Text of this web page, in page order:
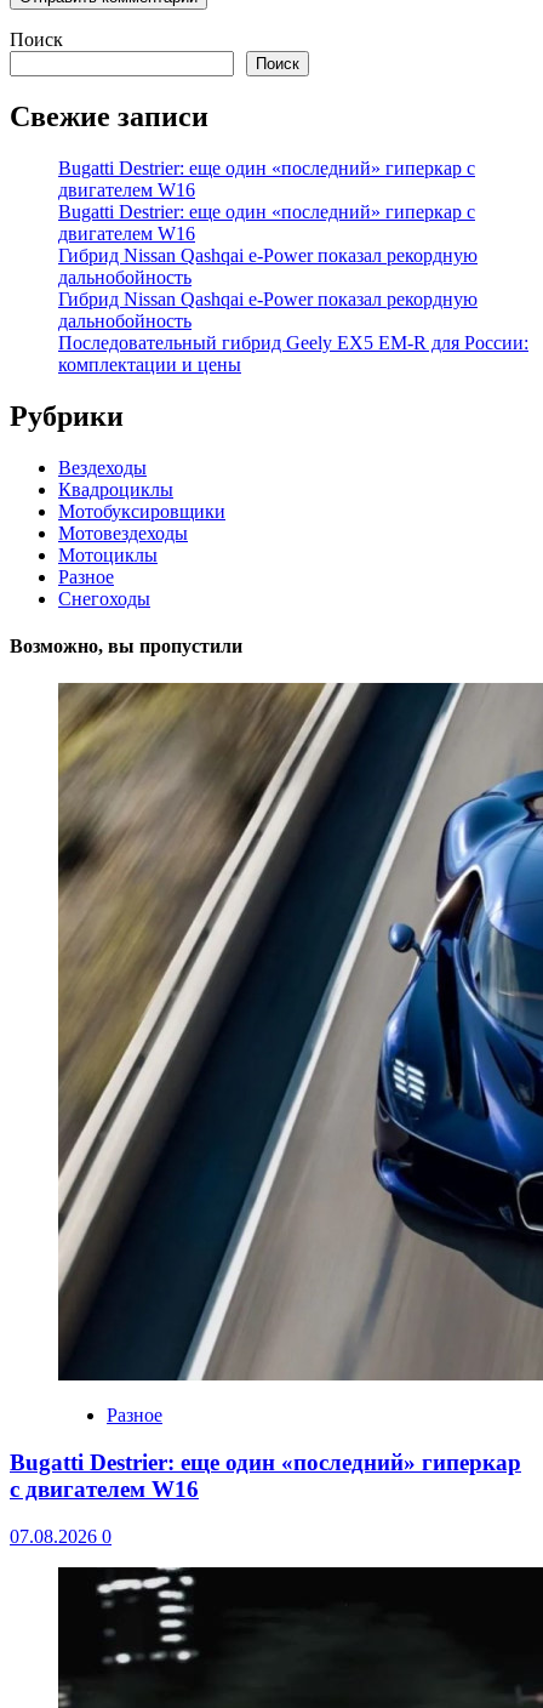
Поиск
Поиск
Свежие записи
Bugatti Destrier: еще один «последний» гиперкар с
двигателем W16
Bugatti Destrier: еще один «последний» гиперкар с
двигателем W16
Гибрид Nissan Qashqai e-Power показал рекордную
дальнобойность
Гибрид Nissan Qashqai e-Power показал рекордную
дальнобойность
Последовательный гибрид Geely EX5 EM-R для России:
комплектации и цены
Рубрики
Вездеходы
Квадроциклы
Мотобуксировщики
Мотовездеходы
Мотоциклы
Разное
Снегоходы
Возможно, вы пропустили
Разное
Bugatti Destrier: еще один «последний» гиперкар
с двигателем W16
07.08.2026 0